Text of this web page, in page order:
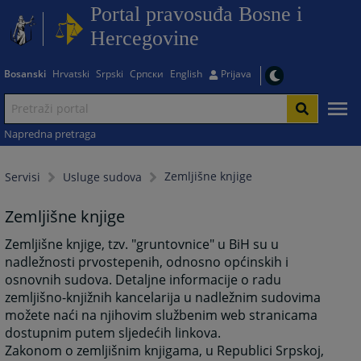
Portal pravosuđa Bosne i
Hercegovine
Bosanski Hrvatski Srpski Српски English Prijava
Napredna pretraga
Servisi Usluge sudova Zemljišne knjige
Zemljišne knjige
Zemljišne knjige, tzv. "gruntovnice" u BiH su u
nadležnosti prvostepenih, odnosno općinskih i
osnovnih sudova. Detaljne informacije o radu
zemljišno-knjižnih kancelarija u nadležnim sudovima
možete naći na njihovim službenim web stranicama
dostupnim putem sljedećih linkova.
Zakonom o zemljišnim knjigama, u Republici Srpskoj,